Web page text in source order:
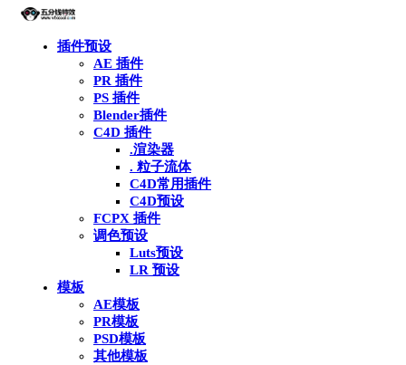
插件预设
AE 插件
PR 插件
PS 插件
Blender插件
C4D 插件
.渲染器
. 粒子流体
C4D常用插件
C4D预设
FCPX 插件
调色预设
Luts预设
LR 预设
模板
AE模板
PR模板
PSD模板
其他模板